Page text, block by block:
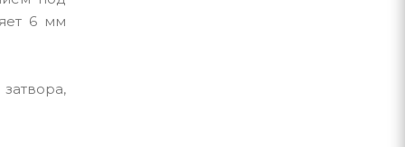
6 мм